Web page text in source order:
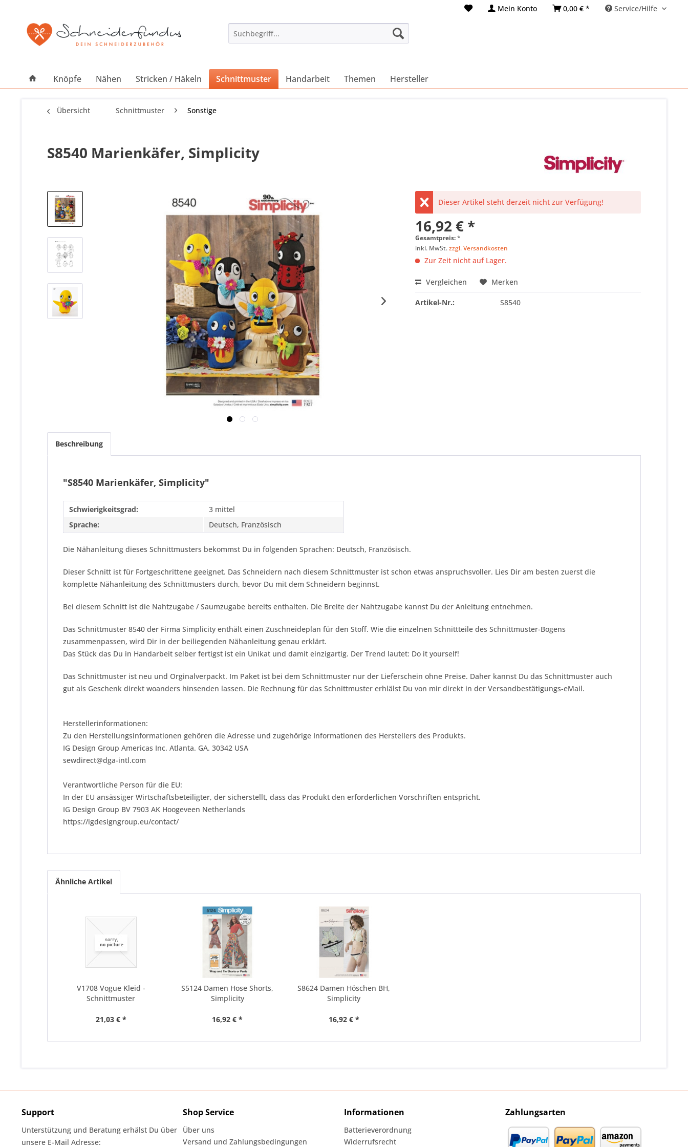
Mein Konto 0,00 € * Service/Hilfe
Knöpfe Nähen Stricken / Häkeln Schnittmuster Handarbeit Themen Hersteller
Übersicht Schnittmuster Sonstige
S8540 Marienkäfer, Simplicity
Dieser Artikel steht derzeit nicht zur Verfügung!
16,92 € *
Gesamtpreis:*
inkl. MwSt.zzgl. Versandkosten
Zur Zeit nicht auf Lager.
Vergleichen Merken
Artikel-Nr.: S8540
Beschreibung
"S8540 Marienkäfer, Simplicity"
Schwierigkeitsgrad:
3 mittel
Sprache:
Deutsch, Französisch
Die Nähanleitung dieses Schnittmusters bekommst Du in folgenden Sprachen: Deutsch, Französisch.
Dieser Schnitt ist für Fortgeschrittene geeignet. Das Schneidern nach diesem Schnittmuster ist schon etwas anspruchsvoller. Lies Dir am besten zuerst die
komplette Nähanleitung des Schnittmusters durch, bevor Du mit dem Schneidern beginnst.
Bei diesem Schnitt ist die Nahtzugabe / Saumzugabe bereits enthalten. Die Breite der Nahtzugabe kannst Du der Anleitung entnehmen.
Das Schnittmuster 8540 der Firma Simplicity enthält einen Zuschneideplan für den Stoff. Wie die einzelnen Schnittteile des Schnittmuster-Bogens
zusammenpassen, wird Dir in der beiliegenden Nähanleitung genau erklärt.
Das Stück das Du in Handarbeit selber fertigst ist ein Unikat und damit einzigartig. Der Trend lautet: Do it yourself!
Das Schnittmuster ist neu und Orginalverpackt. Im Paket ist bei dem Schnittmuster nur der Lieferschein ohne Preise. Daher kannst Du das Schnittmuster auch
gut als Geschenk direkt woanders hinsenden lassen. Die Rechnung für das Schnittmuster erhlälst Du von mir direkt in der Versandbestätigungs-eMail.
Herstellerinformationen:
Zu den Herstellungsinformationen gehören die Adresse und zugehörige Informationen des Herstellers des Produkts.
IG Design Group Americas Inc. Atlanta. GA. 30342 USA
sewdirect@dga-intl.com
Verantwortliche Person für die EU:
In der EU ansässiger Wirtschaftsbeteiligter, der sicherstellt, dass das Produkt den erforderlichen Vorschriften entspricht.
IG Design Group BV 7903 AK Hoogeveen Netherlands
https://igdesigngroup.eu/contact/
Ähnliche Artikel
V1708 Vogue Kleid -
Schnittmuster
21,03 € *
S5124 Damen Hose Shorts,
Simplicity
16,92 € *
S8624 Damen Höschen BH,
Simplicity
16,92 € *
Support
Unterstützung und Beratung erhälst Du über
unsere E-Mail Adresse:
Shop Service
Über uns
Versand und Zahlungsbedingungen
Informationen
Batterieverordnung
Widerrufsrecht
Zahlungsarten